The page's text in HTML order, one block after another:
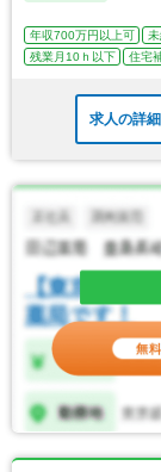
年収700万円以上可
残業月10ｈ以下
住宅
求人の詳